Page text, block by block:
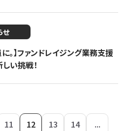
せ
。】ファンドレイジング業務支援
い挑戦！
11 12 13 14
...